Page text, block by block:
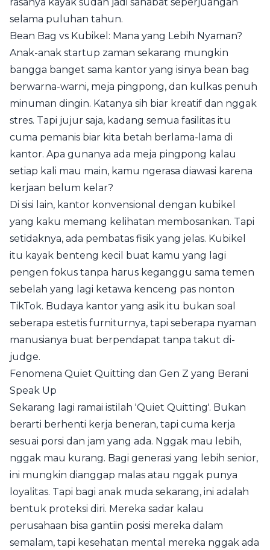
selama puluhan tahun.
Bean Bag vs Kubikel: Mana yang Lebih Nyaman?
Anak-anak startup zaman sekarang mungkin
bangga banget sama kantor yang isinya bean bag
berwarna-warni, meja pingpong, dan kulkas penuh
minuman dingin. Katanya sih biar kreatif dan nggak
stres. Tapi jujur saja, kadang semua fasilitas itu
cuma pemanis biar kita betah berlama-lama di
kantor. Apa gunanya ada meja pingpong kalau
setiap kali mau main, kamu ngerasa diawasi karena
kerjaan belum kelar?
Di sisi lain, kantor konvensional dengan kubikel
yang kaku memang kelihatan membosankan. Tapi
setidaknya, ada pembatas fisik yang jelas. Kubikel
itu kayak benteng kecil buat kamu yang lagi
pengen fokus tanpa harus keganggu sama temen
sebelah yang lagi ketawa kenceng pas nonton
TikTok. Budaya kantor yang asik itu bukan soal
seberapa estetis furniturnya, tapi seberapa nyaman
manusianya buat berpendapat tanpa takut di-
judge.
Fenomena Quiet Quitting dan Gen Z yang Berani
Speak Up
Sekarang lagi ramai istilah 'Quiet Quitting'. Bukan
berarti berhenti kerja beneran, tapi cuma kerja
sesuai porsi dan jam yang ada. Nggak mau lebih,
nggak mau kurang. Bagi generasi yang lebih senior,
ini mungkin dianggap malas atau nggak punya
loyalitas. Tapi bagi anak muda sekarang, ini adalah
bentuk proteksi diri. Mereka sadar kalau
perusahaan bisa gantiin posisi mereka dalam
semalam, tapi kesehatan mental mereka nggak ada